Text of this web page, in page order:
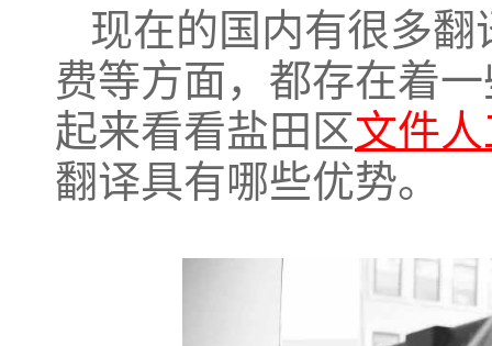
现在的国内有很多
费等方面，都存在着
起来看看盐田区文件
翻译具有哪些优势。